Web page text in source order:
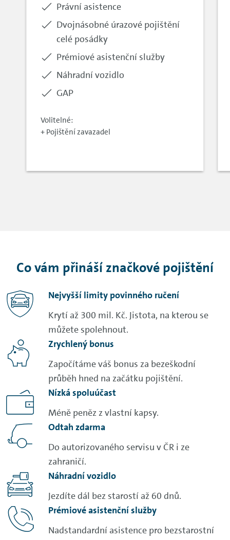
Included:
Právní asistence
Included:
Dvojnásobné úrazové pojištění
celé posádky
Included:
Prémiové asistenční služby
Included:
Náhradní vozidlo
Included:
GAP
Volitelné:
+ Pojištění zavazadel
Co vám přináší značkové pojištění
Nejvyšší limity povinného ručení
Krytí až 300 mil. Kč. Jistota, na kterou se
můžete spolehnout.
Zrychlený bonus
Započítáme váš bonus za bezeškodní
průběh hned na začátku pojištění.
Nízká spoluúčast
Méně peněz z vlastní kapsy.
Odtah zdarma
Do autorizovaného servisu v ČR i ze
zahraničí.
Náhradní vozidlo
Jezdíte dál bez starostí až 60 dnů.
Prémiové asistenční služby
Nadstandardní asistence pro bezstarostní